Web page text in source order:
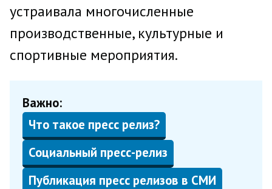
устраивала многочисленные
производственные, культурные и
спортивные мероприятия.
Важно:
Что такое пресс релиз?
Социальный пресс-релиз
Публикация пресс релизов в СМИ